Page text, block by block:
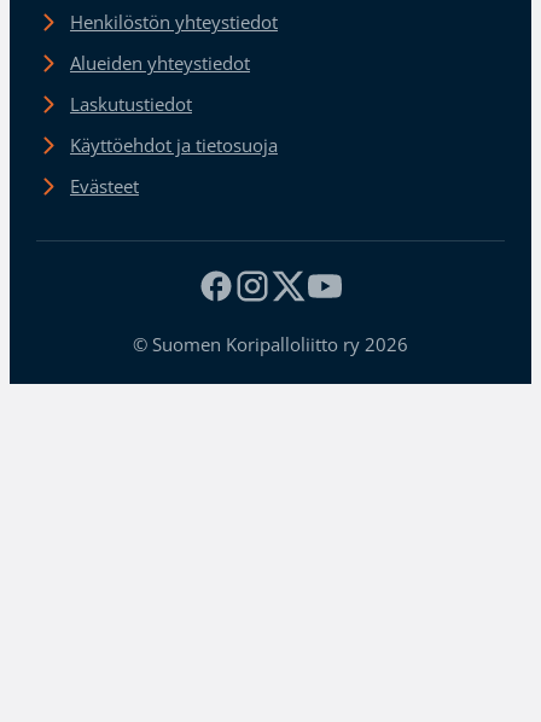
Henkilöstön yhteystiedot
Alueiden yhteystiedot
Laskutustiedot
Käyttöehdot ja tietosuoja
Evästeet
© Suomen Koripalloliitto ry 2026